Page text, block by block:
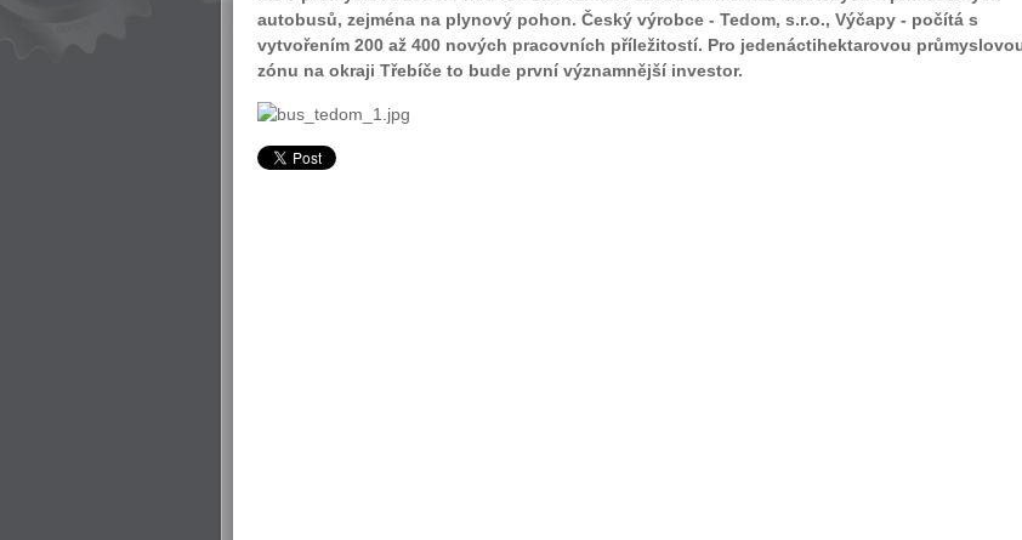
autobusů, zejména na plynový pohon. Český výrobce - Tedom, s.r.o., Výčapy - počítá s
vytvořením 200 až 400 nových pracovních příležitostí. Pro jedenáctihektarovou
zónu na okraji Třebíče to bude první významnější investor.